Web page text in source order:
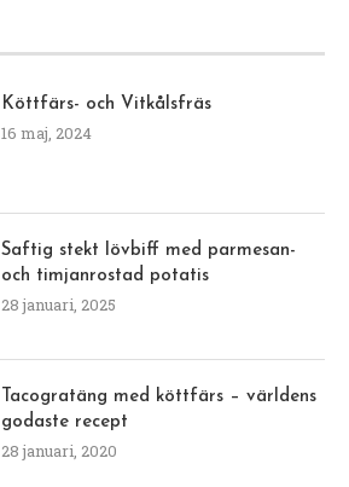
Köttfärs- och Vitkålsfräs
16 maj, 2024
Saftig stekt lövbiff med parmesan-
och timjanrostad potatis
28 januari, 2025
Tacogratäng med köttfärs – världens
godaste recept
28 januari, 2020